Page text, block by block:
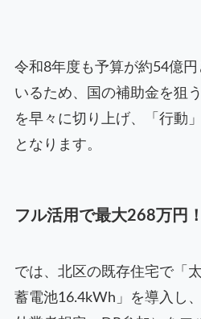
令和8年度も予算が約54億
いるため、国の補助金を狙
を早々に切り上げ、「行動
となります。
フル活用で最大268万円
では、北区の既存住宅で「
蓄電池16.4kWh」を導入し